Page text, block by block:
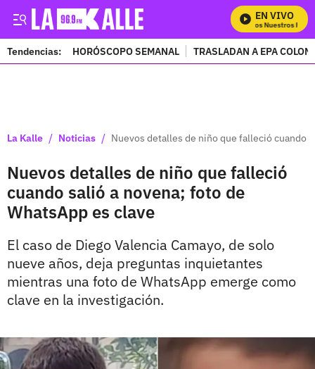
EN VIVO
Mira Todos Nuestros
Tendencias: HORÓSCOPO SEMANAL TRASLADAN A EPA
La Kalle / Noticias / Nuevos detalles de niño que falleció cuando
Nuevos detalles de niño que falleció
cuando salió a novena; foto de
WhatsApp es clave
El caso de Diego Valencia Camayo, de solo
nueve años, deja preguntas inquietantes
mientras una foto de WhatsApp emerge como
clave en la investigación.